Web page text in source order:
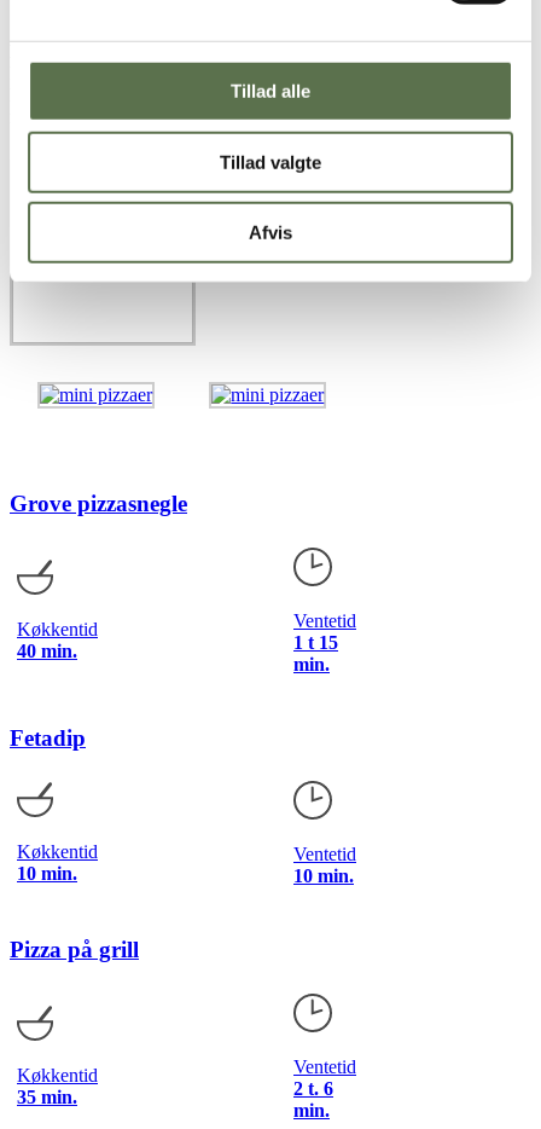
Tillad alle
Tillad valgte
Afvis
kan bestemme sin topping. Bag en stor portion med børnene, og frys
resten ned. Så er der nemme snacks til madpakken.
Grove pizzasnegle
Køkkentid
40 min.
Ventetid
1 t 15
min.
Fetadip
Køkkentid
10 min.
Ventetid
10 min.
Pizza på grill
Køkkentid
35 min.
Ventetid
2 t. 6
min.